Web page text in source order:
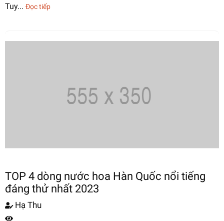
Tuy... Đọc tiếp
TOP 4 dòng nước hoa Hàn Quốc nổi tiếng
đáng thử nhất 2023
Hạ Thu